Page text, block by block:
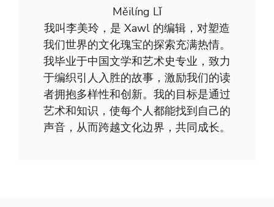
Měilíng Lǐ
我叫李美玲，是 Xawl 的编辑，对塑造
我们世界的文化瑰宝的探索充满热情。
我毕业于中国文学和艺术史专业，致力
于编织引人入胜的故事，激励我们的读
者拥抱多样性和创新。我的目标是通过
艺术和知识，使每个人都能找到自己的
声音，从而跨越文化边界，共同成长。